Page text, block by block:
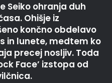
Seiko ohranja duh
Ohišje iz
končno obdelavo
in lunete, medtem ko
precej nosljiv. Toda
Face’ izstopa od